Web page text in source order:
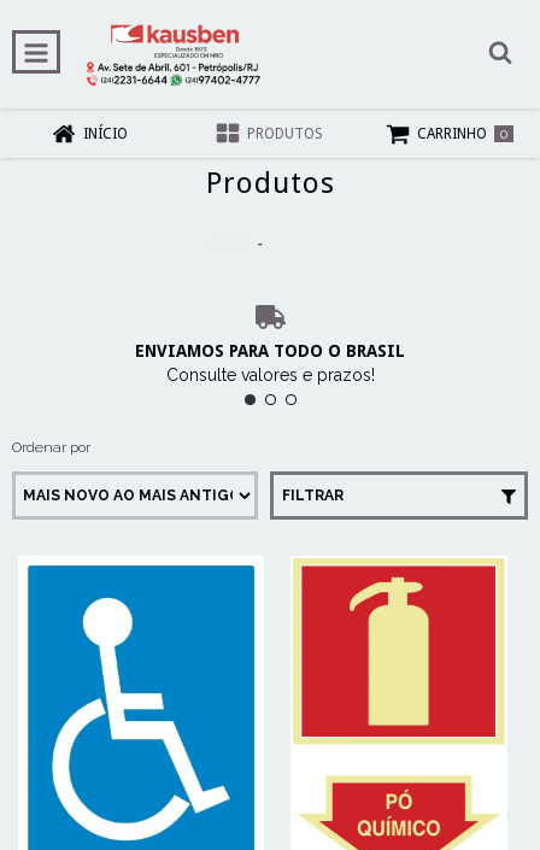
INÍCIO PRODUTOS CARRINHO 0
Produtos
-
ENVIAMOS PARA TODO O BRASIL
Consulte valores e prazos!
Ordenar por
FILTRAR